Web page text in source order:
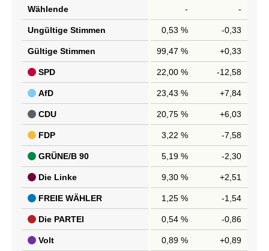
Wählende - -
Ungültige Stimmen 0,53 % -0,33
Gültige Stimmen 99,47 % +0,33
SPD 22,00 % -12,58
AfD 23,43 % +7,84
CDU 20,75 % +6,03
FDP 3,22 % -7,58
GRÜNE/B 90 5,19 % -2,30
Die Linke 9,30 % +2,51
FREIE WÄHLER 1,25 % -1,54
Die PARTEI 0,54 % -0,86
Volt 0,89 % +0,89